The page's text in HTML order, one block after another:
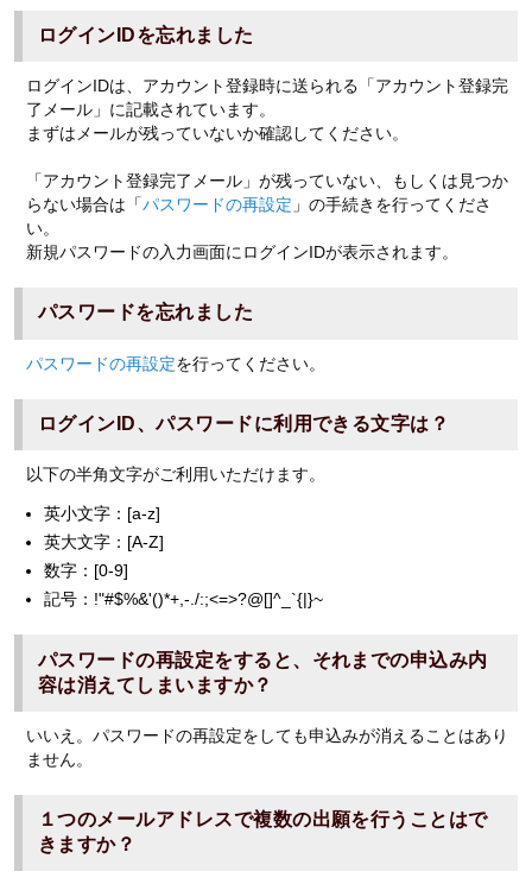
ログインIDを忘れました
ログインIDは、アカウント登録時に送られる「アカウント登録完
了メール」に記載されています。
まずはメールが残っていないか確認してください。
「アカウント登録完了メール」が残っていない、もしくは見つか
らない場合は「パスワードの再設定 」の手続きを行ってくださ
い。
新規パスワードの入力画面にログインIDが表示されます。
パスワードを忘れました
パスワードの再設定を行ってください。
ログインID、パスワードに利用できる文字は？
以下の半角文字がご利用いただけます。
英小文字：[a-z]
英大文字：[A-Z]
数字：[0-9]
記号：!"#$%&'()*+,-./:;<=>?@[]^_`{|}~
パスワードの再設定をすると、それまでの申込み内
容は消えてしまいますか？
いいえ。パスワードの再設定をしても申込みが消えることはあり
ません。
１つのメールアドレスで複数の出願を行うことはで
きますか？